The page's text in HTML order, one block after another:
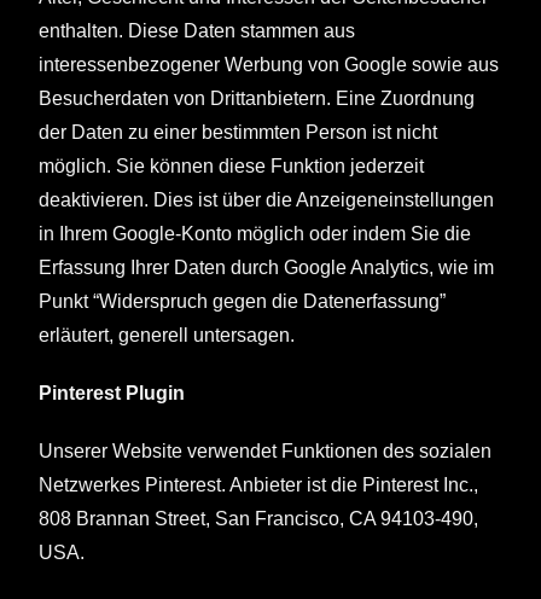
enthalten. Diese Daten stammen aus
interessenbezogener Werbung von Google sowie aus
Besucherdaten von Drittanbietern. Eine Zuordnung
der Daten zu einer bestimmten Person ist nicht
möglich. Sie können diese Funktion jederzeit
deaktivieren. Dies ist über die Anzeigeneinstellungen
in Ihrem Google-Konto möglich oder indem Sie die
Erfassung Ihrer Daten durch Google Analytics, wie im
Punkt “Widerspruch gegen die Datenerfassung”
erläutert, generell untersagen.
Pinterest Plugin
Unserer Website verwendet Funktionen des sozialen
Netzwerkes Pinterest. Anbieter ist die Pinterest Inc.,
808 Brannan Street, San Francisco, CA 94103-490,
USA.